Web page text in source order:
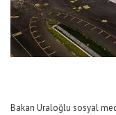
Bakan Uraloğlu sosyal